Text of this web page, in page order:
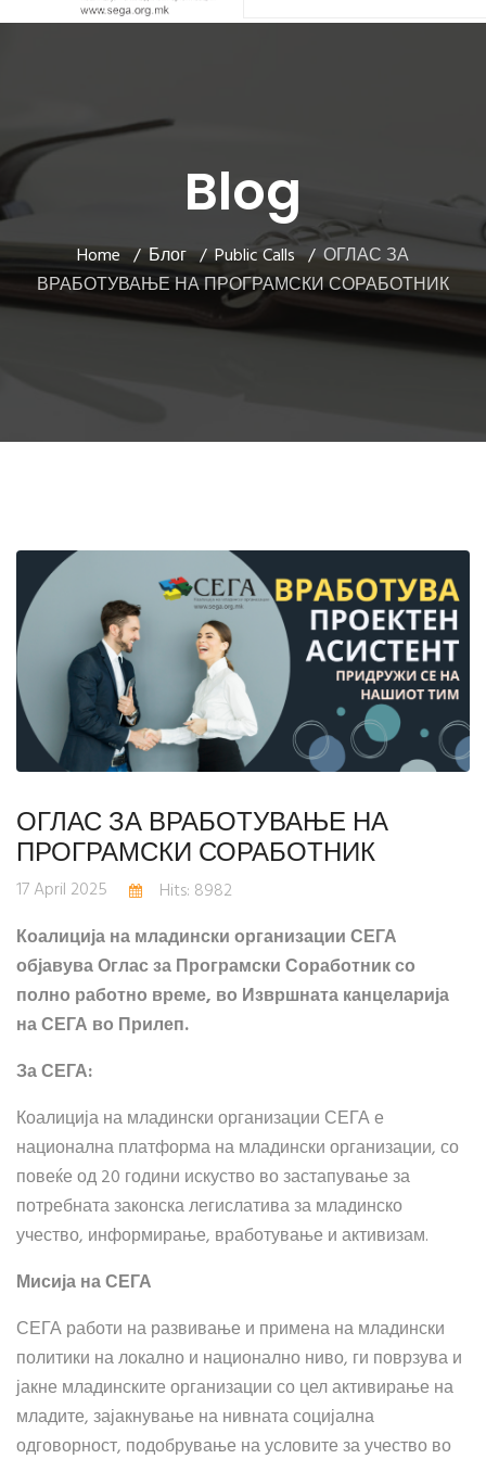
Blog
Home Блог Public Calls
ОГЛАС ЗА
ВРАБОТУВАЊЕ НА ПРОГРАМСКИ СОРАБОТНИК
ОГЛАС ЗА ВРАБОТУВАЊЕ НА
ПРОГРАМСКИ СОРАБОТНИК
17 April 2025
Hits: 8982
Коалиција на младински организации СЕГА
објавува Оглас за Програмски Соработник со
полно работно време, во Извршната канцеларија
на СЕГА во Прилеп.
За СЕГА:
Коалиција на младински организации СЕГА е
национална платформа на младински организации, со
повеќе од 20 години искуство во застапување за
потребната законска легислатива за младинско
учество, информирање, вработување и активизам.
Мисија на СЕГА
СЕГА работи на развивање и примена на младински
политики на локално и национално ниво, ги поврзува и
јакне младинските организации со цел активирање на
младите, зајакнување на нивната социјална
одговорност, подобрување на условите за учество во